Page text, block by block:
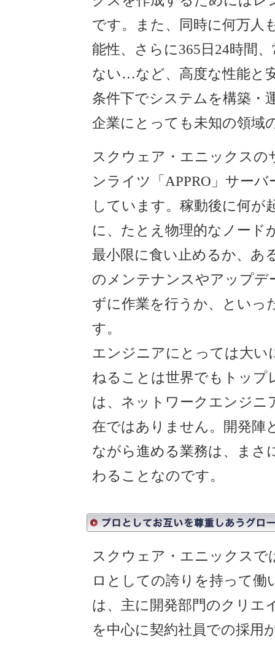
です。また、同時に何万人
能性、さらに365日24時間
ない…など、高度な性能と
条件下でシステムを構築・
企業にとっても未知の領域
スクウェア・エニックスの
ンライツ「APPRO」サー
しています。稼動後に何が
に、たとえ物理的なノード
最小限に食い止めるか、あ
のメンテナンスやアップ
ずに作業を行うか、といっ
す。
エンジニアにとっては大い
ねることは世界でもトップ
は、ネットワークエンジニ
在ではありません。開発陣
ながら進める業務は、まさ
わることなのです。
スクウェア・エニックスで
ロとしての誇りを持って働
は、主に開発部門のクリエ
を中心に契約社員での採用